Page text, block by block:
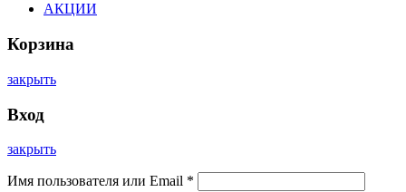
АКЦИИ
Корзина
закрыть
Вход
закрыть
Имя пользователя или Email *